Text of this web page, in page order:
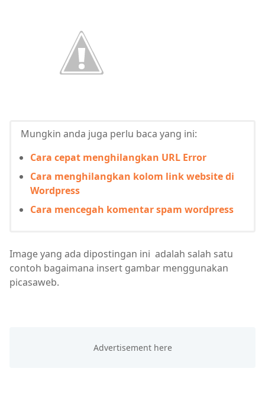
Mungkin anda juga perlu baca yang ini:
Cara cepat menghilangkan URL Error
Cara menghilangkan kolom link website di
Wordpress
Cara mencegah komentar spam wordpress
Image yang ada dipostingan ini adalah salah satu
contoh bagaimana insert gambar menggunakan
picasaweb.